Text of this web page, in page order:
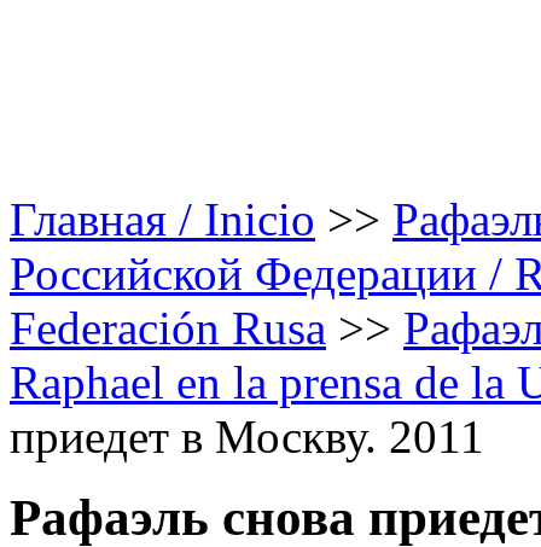
Главная / Inicio >>
Российской Федерации /
Federación Rusa >>
Raphael en la prensa de la
приедет в Москву. 2011
Рафаэль снова